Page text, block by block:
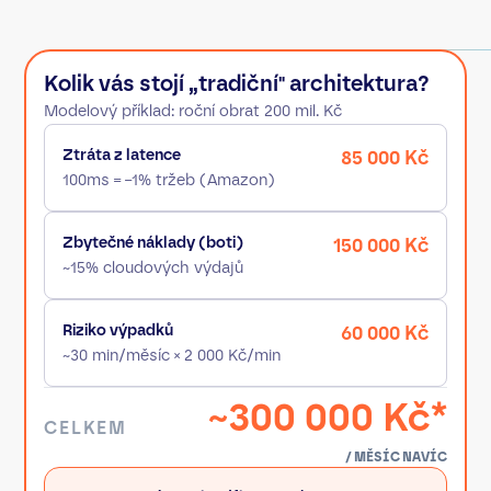
Kolik vás stojí „tradiční" architektura?
Modelový příklad: roční obrat 200 mil. Kč
Ztráta z latence
100ms = −1% tržeb (Amazon)
85 000 Kč
Zbytečné náklady (boti)
~15% cloudových výdajů
150 000 Kč
Riziko výpadků
~30 min/měsíc × 2 000 Kč/min
60 000 Kč
CELKEM ~300 000 Kč*
/ MĚSÍC NAVÍC